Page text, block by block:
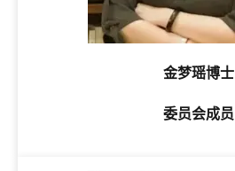
金梦瑶博士
委员会成员